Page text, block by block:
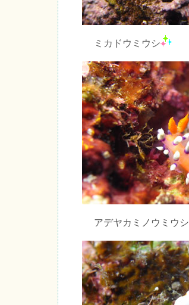
ミカドウミウシ
アデヤカミノウミウシ